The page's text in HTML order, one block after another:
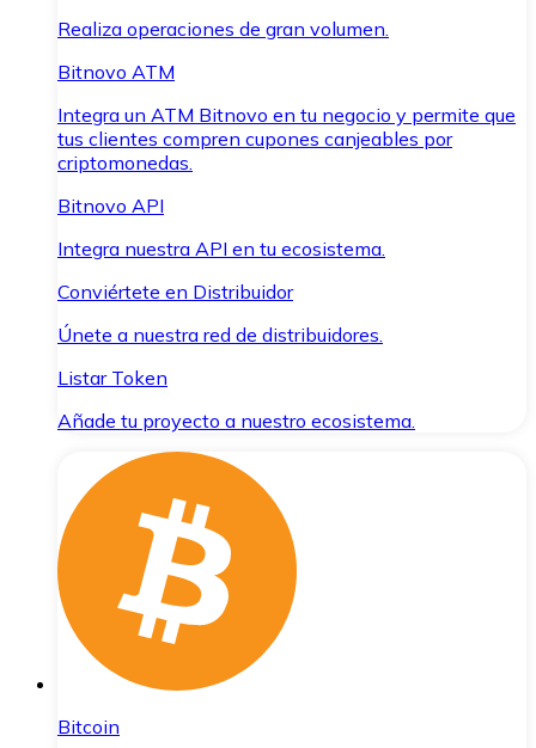
Realiza operaciones de gran volumen.
Bitnovo ATM
Integra un ATM Bitnovo en tu negocio y permite que
tus clientes compren cupones canjeables por
criptomonedas.
Bitnovo API
Integra nuestra API en tu ecosistema.
Conviértete en Distribuidor
Únete a nuestra red de distribuidores.
Listar Token
Añade tu proyecto a nuestro ecosistema.
Bitcoin